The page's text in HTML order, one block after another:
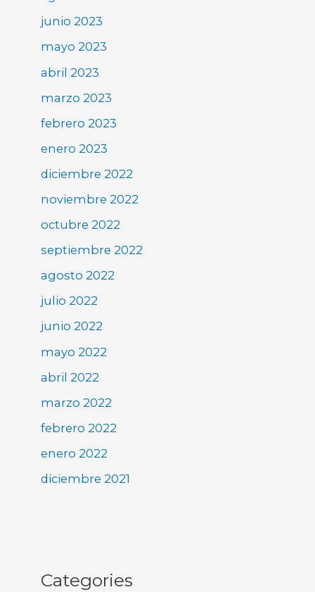
junio 2023
mayo 2023
abril 2023
marzo 2023
febrero 2023
enero 2023
diciembre 2022
noviembre 2022
octubre 2022
septiembre 2022
agosto 2022
julio 2022
junio 2022
mayo 2022
abril 2022
marzo 2022
febrero 2022
enero 2022
diciembre 2021
Categories